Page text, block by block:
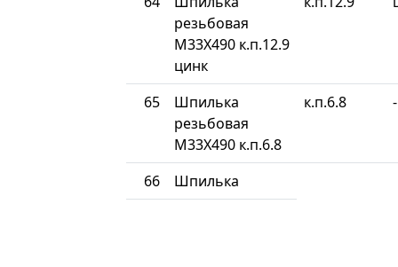
резьбовая
М33Х490 к.п.12.9
цинк
65
Шпилька
резьбовая
М33Х490 к.п.6.8
к.п.6.8 -
66 Шпилька